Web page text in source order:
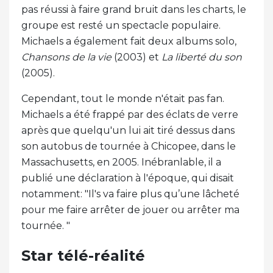
pas réussi à faire grand bruit dans les charts, le
groupe est resté un spectacle populaire.
Michaels a également fait deux albums solo,
Chansons de la vie(2003) et La liberté du son
(2005).
Cependant, tout le monde n'était pas fan.
Michaels a été frappé par des éclats de verre
après que quelqu'un lui ait tiré dessus dans
son autobus de tournée à Chicopee, dans le
Massachusetts, en 2005. Inébranlable, il a
publié une déclaration à l'époque, qui disait
notamment: "Il's va faire plus qu’une lâcheté
pour me faire arrêter de jouer ou arrêter ma
tournée. "
Star télé-réalité